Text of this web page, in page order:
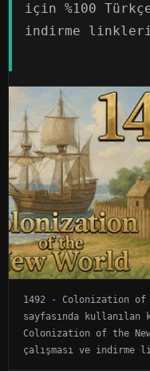
için %100
indirme
1492 - Colonization of
sayfasında kullanılan
Colonization of the
çalışması ve indirme